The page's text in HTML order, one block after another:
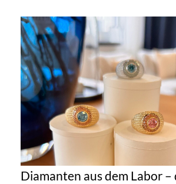
Diamanten aus dem Labor